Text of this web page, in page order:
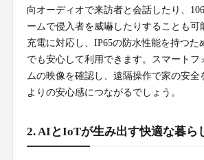
向オーディオで来訪者と会話したり、
ームで侵入者を威嚇したりすることも可
充電に対応し、IP65の防水性能を持つた
でも安心して利用できます。スマートフ
ムの映像を確認し、遠隔操作で家の安全
よりの安心感につながるでしょう。
2. AIとIoTが生み出す快適な暮ら